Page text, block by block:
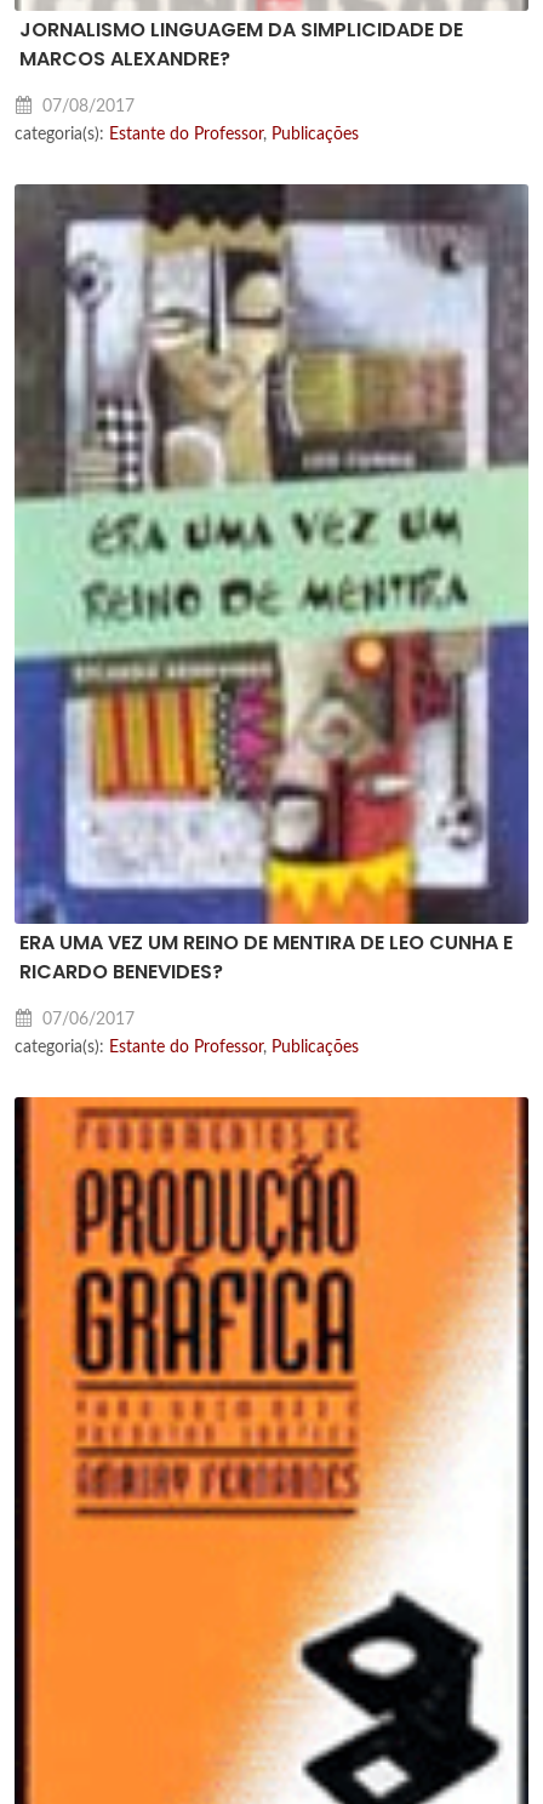
JORNALISMO LINGUAGEM DA SIMPLICIDADE DE
MARCOS ALEXANDRE?
07/08/2017
categoria(s): Estante do Professor, Publicações
ERA UMA VEZ UM REINO DE MENTIRA DE LEO CUNHA E
RICARDO BENEVIDES?
07/06/2017
categoria(s): Estante do Professor, Publicações